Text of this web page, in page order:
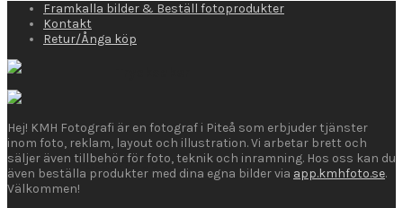
Fotoprodukter
Framkalla bilder & Beställ fotoprodukter
Kontakt
Retur/Ånga köp
Hej! KMH Fotografi är en fotograf i Piteå som erbjuder tjänster
inom foto, reklam, layout och illustration. Vi arbetar brett och
säljer även tillbehör för foto, teknik och inramning. Hos oss kan du
även beställa produkter med dina egna bilder via app.kmhfoto.se.
Välkommen!